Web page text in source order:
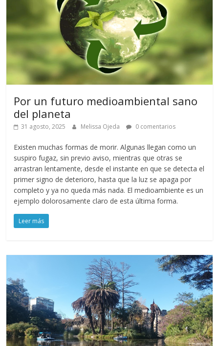
Por un futuro medioambiental sano
del planeta
31 agosto, 2025 Melissa Ojeda 0 comentarios
Existen muchas formas de morir. Algunas llegan como un
suspiro fugaz, sin previo aviso, mientras que otras se
arrastran lentamente, desde el instante en que se detecta el
primer signo de deterioro, hasta que la luz se apaga por
completo y ya no queda más nada. El medioambiente es un
ejemplo dolorosamente claro de esta última forma.
Leer más